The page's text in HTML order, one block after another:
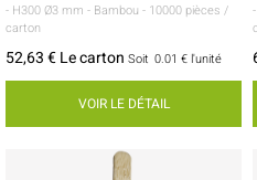
- H300 Ø3 mm - Bambou - 10000 pièces /
carton
52,63 € Le carton Soit 0.01 € l'unité
VOIR LE DÉTAIL